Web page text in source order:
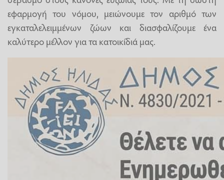
εφαρμογή του νόμου, μειώνουμε τον αριθμό των
εγκαταλελειμμένων ζώων και διασφαλίζουμε ένα
καλύτερο μέλλον για τα κατοικίδιά μας.